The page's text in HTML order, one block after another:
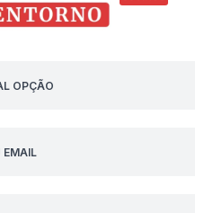
OPÇÃO
EMAIL